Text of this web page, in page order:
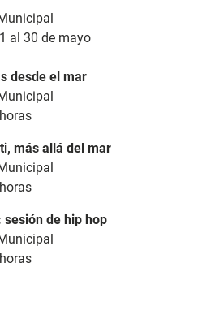
al 30 de mayo
desde el mar
más allá del mar
de hip hop